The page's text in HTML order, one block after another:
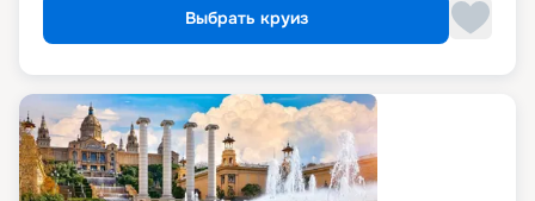
Выбрать круиз